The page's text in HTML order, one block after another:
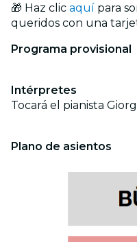
🎁 Haz clic aquí para
queridos con una
Programa provisional
Intérpretes
Tocará el pianista
Plano de asientos